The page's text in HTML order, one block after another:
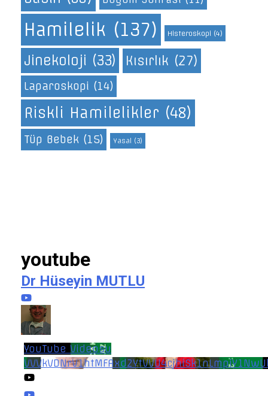
Hamilelik (137) Histeroskopi (4)
Jinekoloji (33) Kısırlık (27)
Laparoskopi (14)
Riskli Hamilelikler (48)
Tüp Bebek (15) Yasal (3)
youtube
Dr Hüseyin MUTLU
YouTube Videosu